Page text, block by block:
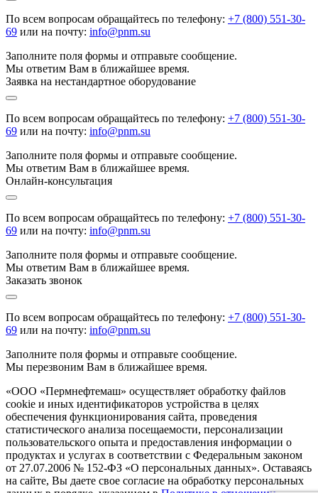
По всем вопросам обращайтесь по телефону: +7 (800) 551-30-
69 или на почту: info@pnm.su
Заполните поля формы и отправьте сообщение.
Мы ответим Вам в ближайшее время.
Заявка на нестандартное оборудование
По всем вопросам обращайтесь по телефону: +7 (800) 551-30-
69 или на почту: info@pnm.su
Заполните поля формы и отправьте сообщение.
Мы ответим Вам в ближайшее время.
Онлайн-консультация
По всем вопросам обращайтесь по телефону: +7 (800) 551-30-
69 или на почту: info@pnm.su
Заполните поля формы и отправьте сообщение.
Мы ответим Вам в ближайшее время.
Заказать звонок
По всем вопросам обращайтесь по телефону: +7 (800) 551-30-
69 или на почту: info@pnm.su
Заполните поля формы и отправьте сообщение.
Мы перезвоним Вам в ближайшее время.
«ООО «Пермнефтемаш» осуществляет обработку файлов
cookie и иных идентификаторов устройства в целях
обеспечения функционирования сайта, проведения
статистического анализа посещаемости, персонализации
пользовательского опыта и предоставления информации о
продуктах и услугах в соответствии с Федеральным законом
от 27.07.2006 № 152-ФЗ «О персональных данных». Оставаясь
на сайте, Вы даете свое согласие на обработку персональных